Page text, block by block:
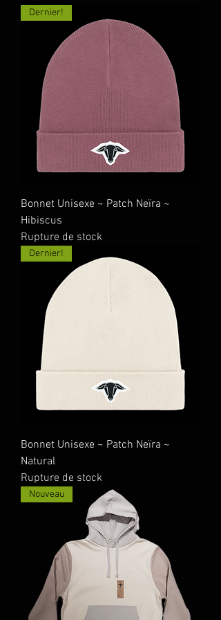
Dernier!
Bonnet Unisexe ~ Patch Neïra ~
Hibiscus
Rupture de stock
Dernier!
Bonnet Unisexe ~ Patch Neïra ~
Natural
Rupture de stock
Nouveau